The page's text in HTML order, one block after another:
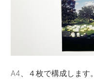
A4、４枚で構成します。